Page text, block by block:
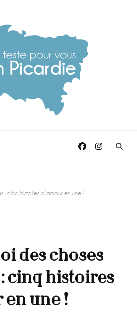
: cinq histoires d’amour en une !
des choses
cinq histoires
en une !